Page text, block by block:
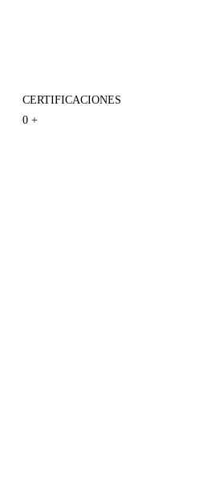
CERTIFICACIONES
0 +